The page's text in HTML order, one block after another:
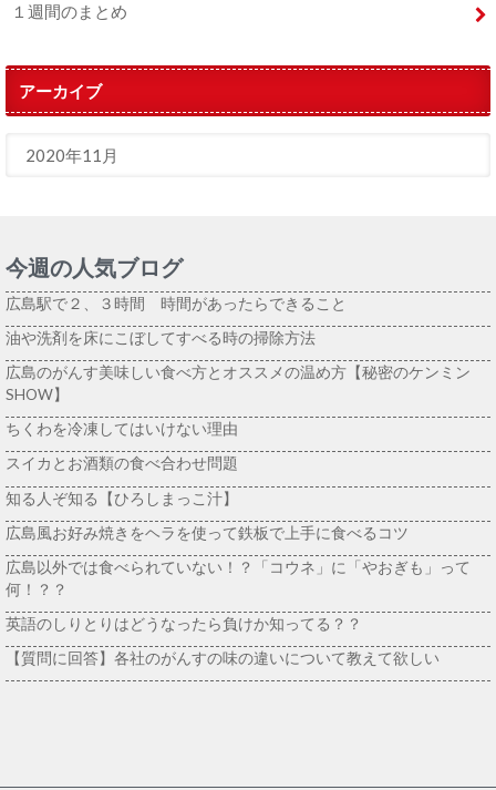
１週間のまとめ
アーカイブ
今週の人気ブログ
広島駅で２、３時間 時間があったらできること
油や洗剤を床にこぼしてすべる時の掃除方法
広島のがんす美味しい食べ方とオススメの温め方【秘密のケンミン
SHOW】
ちくわを冷凍してはいけない理由
スイカとお酒類の食べ合わせ問題
知る人ぞ知る【ひろしまっこ汁】
広島風お好み焼きをヘラを使って鉄板で上手に食べるコツ
広島以外では食べられていない！？「コウネ」に「やおぎも」って
何！？？
英語のしりとりはどうなったら負けか知ってる？？
【質問に回答】各社のがんすの味の違いについて教えて欲しい